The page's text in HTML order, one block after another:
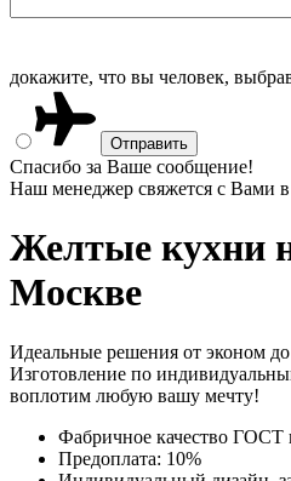
докажите, что вы человек,
Спасибо за Ваше сообщение!
Наш менеджер свяжется с Вами
Желтые кухни
Москве
Идеальные решения от эконом
Изготовление по
воплотим любую вашу мечту!
Фабричное качество ГОСТ
Предоплата: 10%